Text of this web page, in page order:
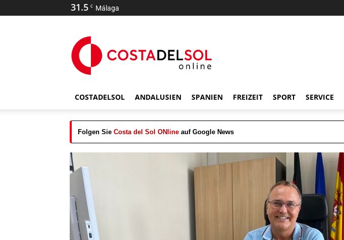
31.5 C Málaga
COSTADELSOL ANDALUSIEN SPANIEN FREIZEIT SPORT SERVICE
Folgen Sie Costa del Sol ONline auf Google News